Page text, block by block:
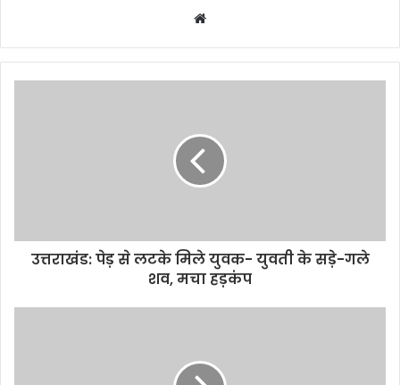
Website
उत्तराखंड: पेड़ से लटके मिले युवक- युवती के सड़े-गले
शव, मचा हड़कंप